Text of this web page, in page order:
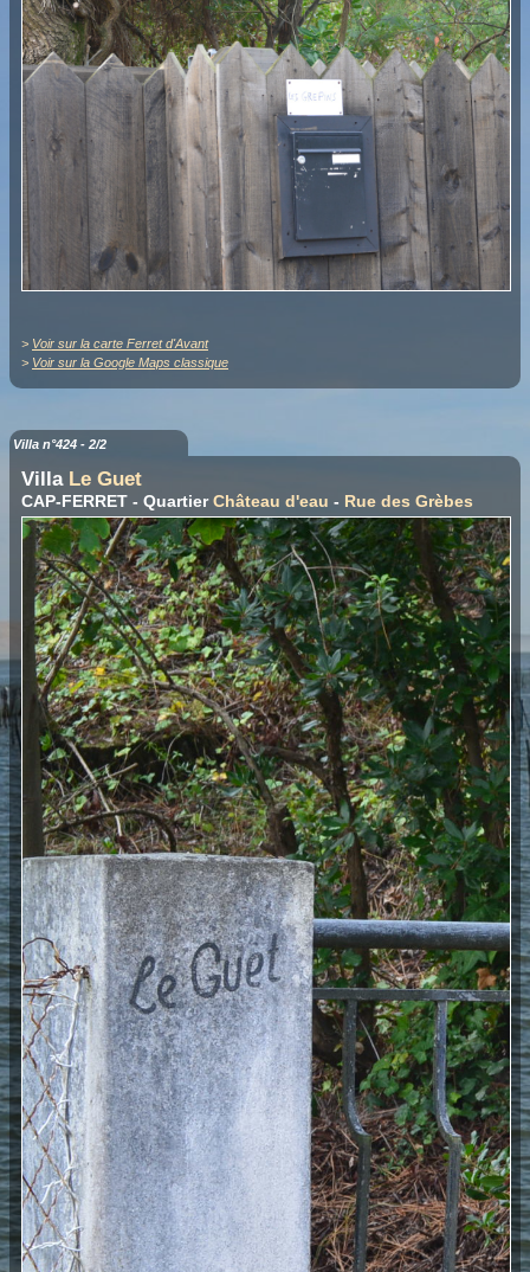
> Voir sur la carte Ferret d'Avant
> Voir sur la Google Maps classique
Villa n°424 - 2/2
Villa Le Guet
CAP-FERRET - QuartierChâteau d'eau - Rue des Grèbes